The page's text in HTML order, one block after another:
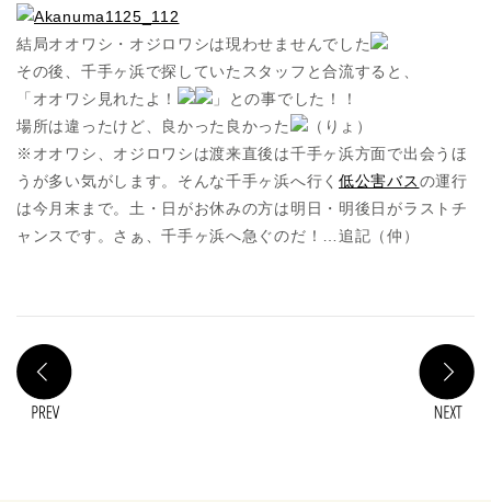
結局オオワシ・オジロワシは現わせませんでした
その後、千手ヶ浜で探していたスタッフと合流すると、
「オオワシ見れたよ！
」との事でした！！
場所は違ったけど、良かった良かった
（りょ）
※オオワシ、オジロワシは渡来直後は千手ヶ浜方面で出会うほ
うが多い気がします。そんな千手ヶ浜へ行く 低公害バスの運行
は今月末まで。土・日がお休みの方は明日・明後日がラストチ
ャンスです。さぁ、千手ヶ浜へ急ぐのだ！…追記（仲）